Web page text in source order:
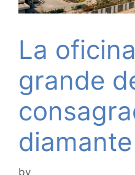
La
grande
diamante
by